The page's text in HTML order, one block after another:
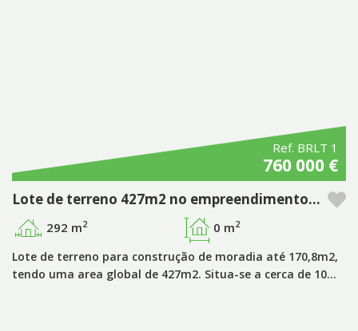
Ref. BRLT 1
760 000 €
Lote de terreno 427m2 no empreendimento Brejos da Carregueira de Baixo
292 m2 0 m2
Lote de terreno para construção de moradia até 170,8m2,
tendo uma area global de 427m2. Situa-se a cerca de 10…